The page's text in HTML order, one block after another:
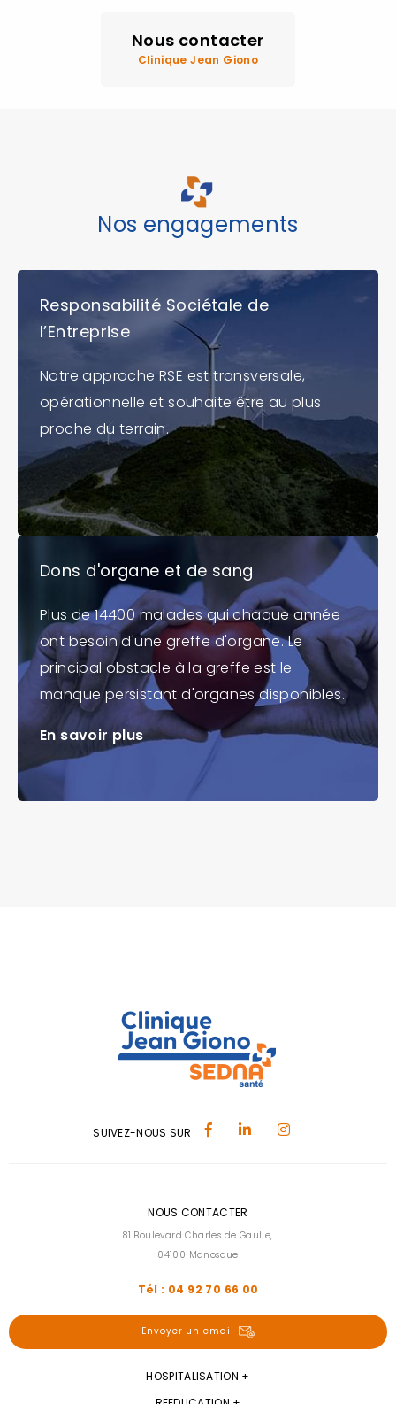
Nous contacter
Clinique Jean Giono
Nos engagements
Responsabilité Sociétale de
l’Entreprise
Notre approche RSE est transversale,
opérationnelle et souhaite être au plus
proche du terrain.
Dons d'organe et de sang
Plus de 14400 malades qui chaque année
ont besoin d'une greffe d'organe. Le
principal obstacle à la greffe est le
manque persistant d'organes disponibles.
En savoir plus
SUIVEZ-NOUS SUR
NOUS CONTACTER
81 Boulevard Charles de Gaulle,
04100 Manosque
Tél : 04 92 70 66 00
Envoyer un email
HOSPITALISATION